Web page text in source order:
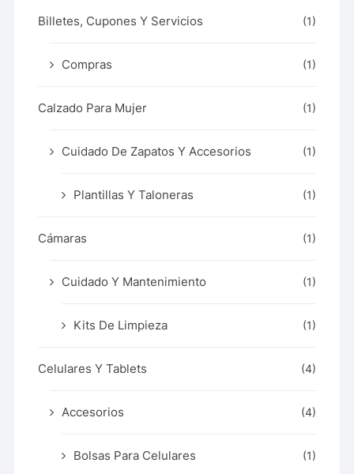
Billetes, Cupones Y Servicios (1)
Compras (1)
Calzado Para Mujer (1)
Cuidado De Zapatos Y Accesorios (1)
Plantillas Y Taloneras (1)
Cámaras (1)
Cuidado Y Mantenimiento (1)
Kits De Limpieza (1)
Celulares Y Tablets (4)
Accesorios (4)
Bolsas Para Celulares (1)